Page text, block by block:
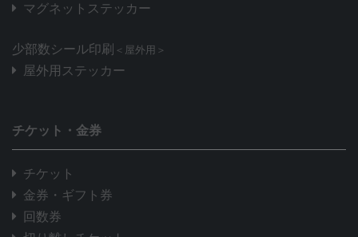
マグネットステッカー
少部数シール印刷 ＜屋外用＞
屋外用ステッカー
チケット・金券
チケット
金券・ギフト券
回数券